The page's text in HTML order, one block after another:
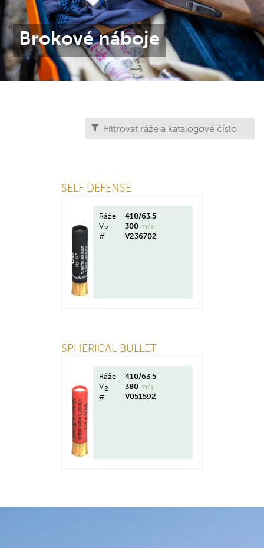
Brokové náboje
SELF DEFENSE
Ráže
410/63,5
V2 300 m/s
#
V236702
SPHERICAL BULLET
Ráže
410/63,5
V2 380 m/s
#
V051592